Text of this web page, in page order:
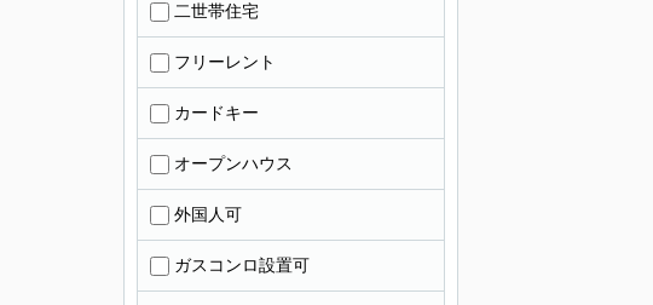
二世帯住宅
フリーレント
カードキー
オープンハウス
外国人可
ガスコンロ設置可